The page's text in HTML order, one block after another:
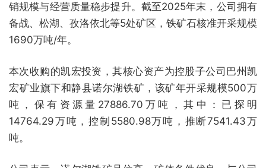
销规模与经营质量稳步提升。截至2025年末，公司拥有
备战、松湖、孜洛依北等5处矿区，铁矿石核准开采规模
1690万吨/年。
本次收购的凯宏投资，其核心资产为控股子公司巴州凯
宏矿业旗下和静县诺尔湖铁矿，该矿年开采规模500万
吨，保有资源量27886.70万吨，其中：已探明
14764.29万吨，控制5580.98万吨，推断7541.43万
吨。